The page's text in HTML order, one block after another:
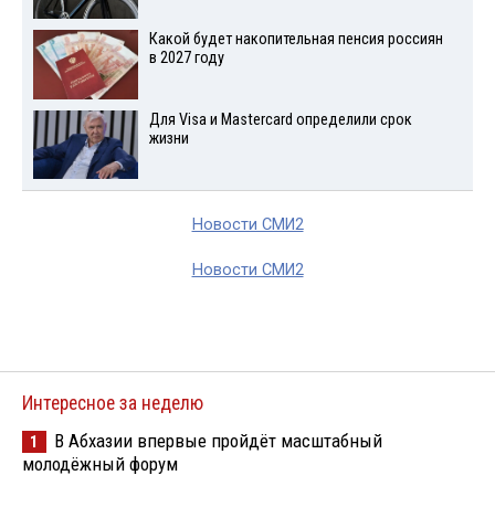
Какой будет накопительная пенсия россиян
в 2027 году
Для Visа и Mastercard определили срок
жизни
Новости СМИ2
Новости СМИ2
Интересное за неделю
1
В Абхазии впервые пройдёт масштабный
молодёжный форум